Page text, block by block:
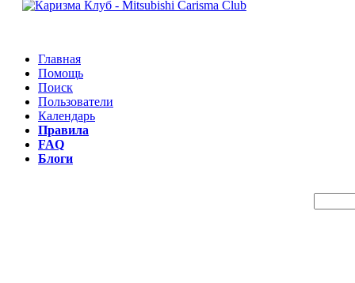
Главная
Помощь
Поиск
Пользователи
Календарь
Правила
FAQ
Блоги